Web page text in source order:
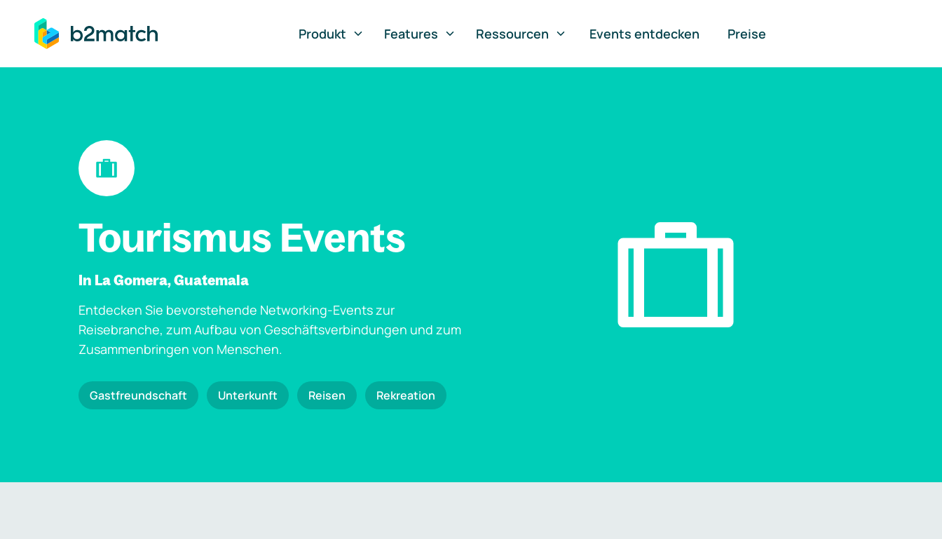
springen
Produkt
Features Ressourcen Events entdecken Preise
Tourismus Events
In La Gomera, Guatemala
Entdecken Sie bevorstehende Networking-Events zur
Reisebranche, zum Aufbau von Geschäftsverbindungen und zum
Zusammenbringen von Menschen.
Gastfreundschaft Unterkunft Reisen Rekreation